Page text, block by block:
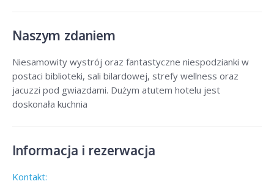
Naszym zdaniem
Niesamowity wystrój oraz fantastyczne niespodzianki w
postaci biblioteki, sali bilardowej, strefy wellness oraz
jacuzzi pod gwiazdami. Dużym atutem hotelu jest
doskonała kuchnia
Informacja i rezerwacja
Kontakt: